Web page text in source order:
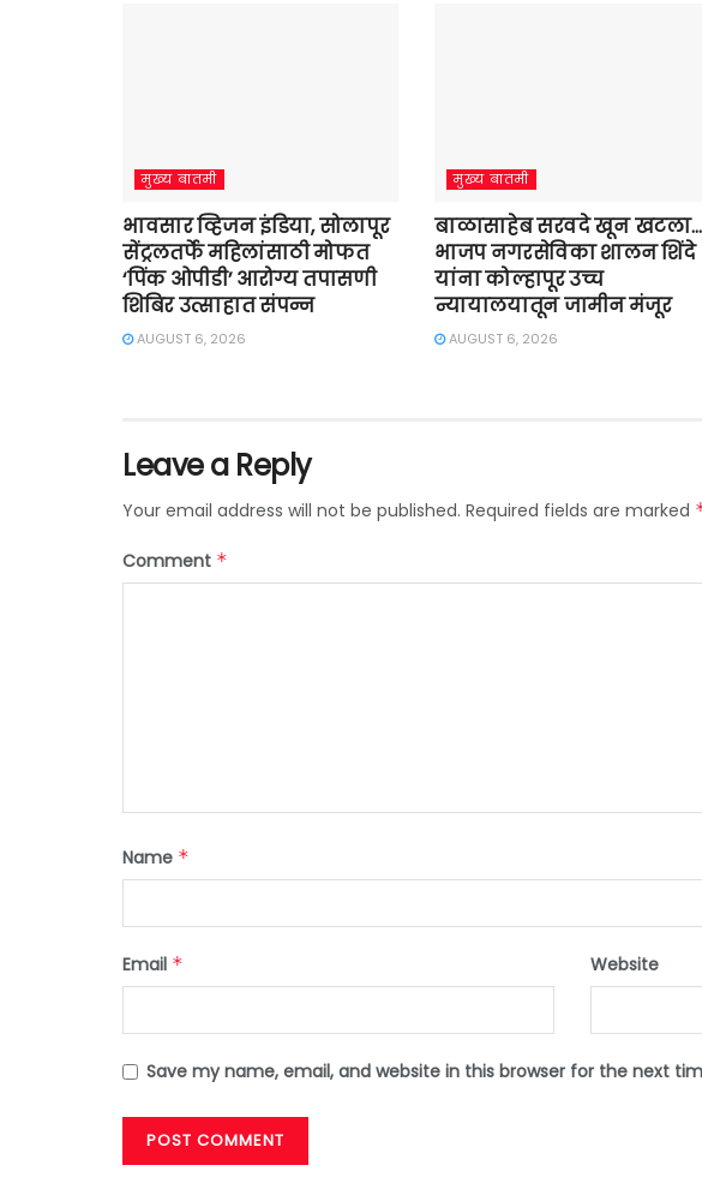
मुख्य बातमी
भावसार व्हिजन इंडिया, सोलापूर
सेंट्रलतर्फे महिलांसाठी मोफत
‘पिंक ओपीडी’ आरोग्य तपासणी
शिबिर उत्साहात संपन्न
AUGUST 6, 2026
मुख्य बातमी
बाळासाहेब सरवदे खून खटला…
भाजप नगरसेविका शालन शिंदे
यांना कोल्हापूर उच्च
न्यायालयातून जामीन मंजूर
AUGUST 6, 2026
Leave a Reply
Your email address will not be published. Required fields are marked
Comment *
Name *
Email * Website
Save my name, email, and website in this browser for the next